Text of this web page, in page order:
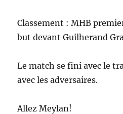
Classement : MHB
but devant Guilherand
Le match se fini avec le
avec les adversaires.
Allez Meylan!